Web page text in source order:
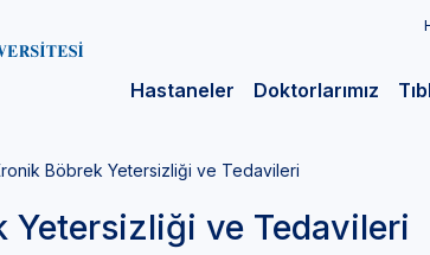
Hastaneler Doktorlarımız
Böbrek Yetersizliği ve Tedavileri
Yetersizliği ve Tedavileri